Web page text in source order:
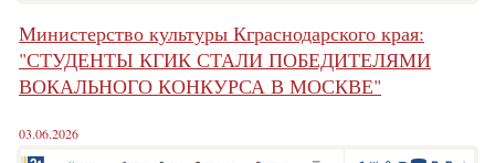
Министерство культуры Кграснодарского края:
"СТУДЕНТЫ КГИК СТАЛИ ПОБЕДИТЕЛЯМИ
ВОКАЛЬНОГО КОНКУРСА В МОСКВЕ"
03.06.2026